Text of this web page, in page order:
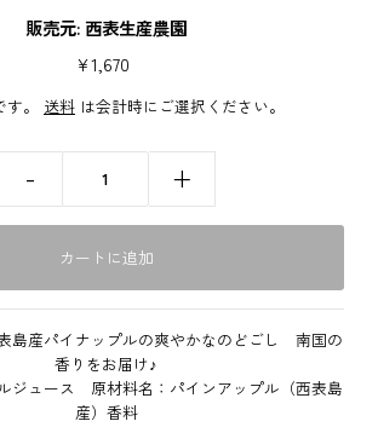
販売元: 西表生産農園
¥1,670
。 送料は会計時にご選択ください。
- +
島産パイナップルの爽やかなのどごし 南国の
香りをお届け♪
ジュース 原材料名：パインアップル（西表島
産）香料